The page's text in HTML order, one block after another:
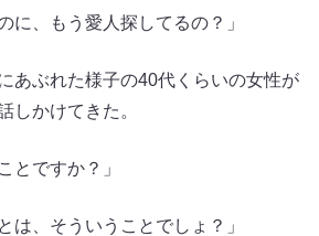
に、もう愛人探してるの？」
あぶれた様子の40代くらいの女性が
しかけてきた。
とですか？」
は、そういうことでしょ？」